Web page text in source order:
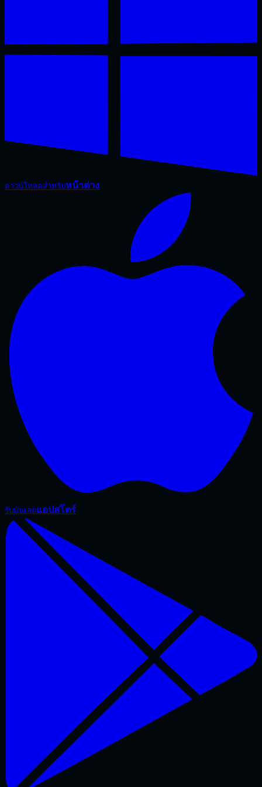
ดาวน์โหลดสำหรับหน้าต่าง
รับมันเลยแอปสโตร์